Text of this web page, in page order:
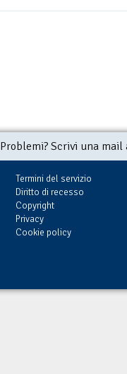
Problemi? Scrivi una
Termini del servizio
Diritto di recesso
Copyright
Privacy
Cookie policy